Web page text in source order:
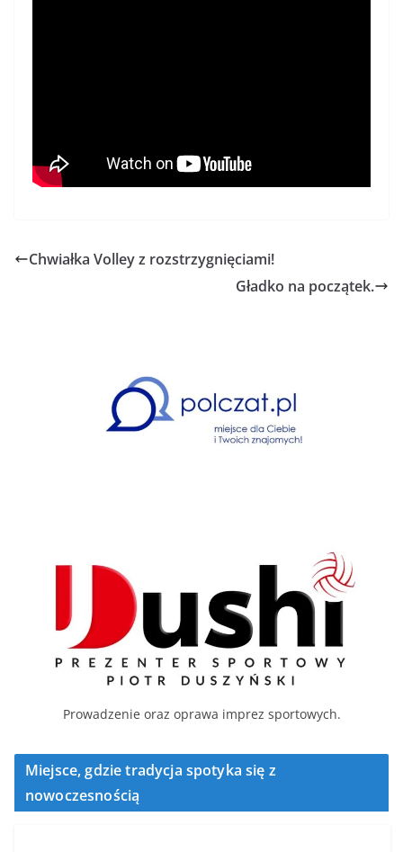
Chwiałka Volley z rozstrzygnięciami!
Gładko na początek.
Prowadzenie oraz oprawa imprez sportowych.
Miejsce, gdzie tradycja spotyka się z
nowoczesnością